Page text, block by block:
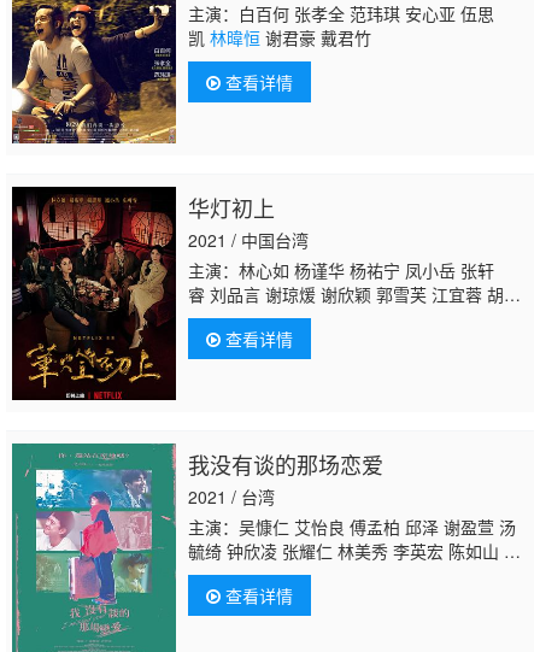
主演：白百何 张孝全 范玮琪 安心亚 伍思
凯 林暐恒谢君豪 戴君竹
查看详情
华灯初上
2021 / 中国台湾
主演：林心如 杨谨华 杨祐宁 凤小岳 张轩
睿 刘品言 谢琼煖 谢欣颖 郭雪芙 江宜蓉 胡玮
杰 章广辰 谢雨芝 刘敬 霍建华 郑元畅 王柏
杰 修杰楷 李李仁 加贺美智久 屈中恒
恒任容萱 许光汉 沈孟生 王月 温升豪 蔡君
查看详情
我没有谈的那场恋爱
2021 / 台湾
主演：吴慷仁 艾怡良 傅孟柏 邱泽 谢盈萱 汤
毓绮 钟欣凌 张耀仁 林美秀 李英宏 陈如山 黄
圣球林暐恒
查看详情